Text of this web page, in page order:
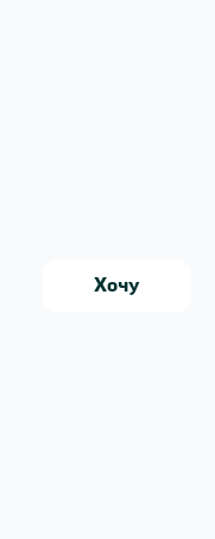
Хочу